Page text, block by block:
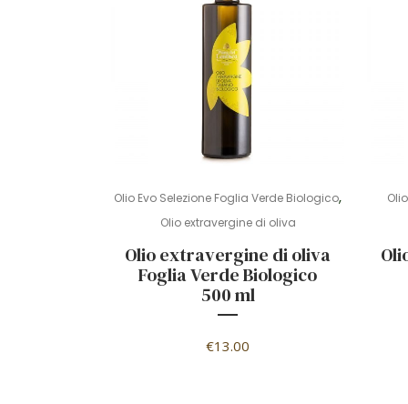
Olio Evo Selezione Foglia Verde Biologico,
Olio extravergine di oliva
Olio extravergine di oliva
Foglia Verde Biologico
500 ml
€13.00